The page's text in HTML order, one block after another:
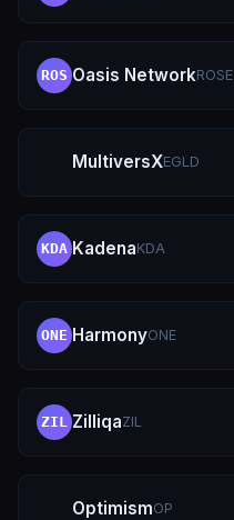
ROS Oasis NetworkROSE
MultiversXEGLD
KDA KadenaKDA
ONE HarmonyONE
ZIL ZilliqaZIL
OptimismOP